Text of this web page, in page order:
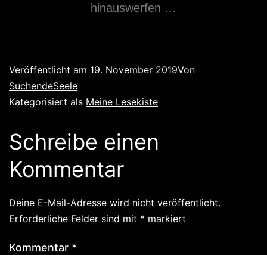
hinauswerfen …
Veröffentlicht am 19. November 2019Von
SuchendeSeele
Kategorisiert als Meine Lesekiste
Schreibe einen
Kommentar
Deine E-Mail-Adresse wird nicht veröffentlicht.
Erforderliche Felder sind mit * markiert
Kommentar *